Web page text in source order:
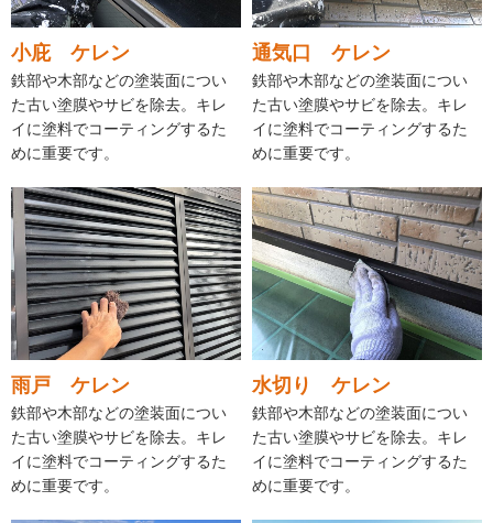
小庇 ケレン
鉄部や木部などの塗装面につい
た古い塗膜やサビを除去。キレ
イに塗料でコーティングするた
めに重要です。
通気口 ケレン
鉄部や木部などの塗装面につい
た古い塗膜やサビを除去。キレ
イに塗料でコーティングするた
めに重要です。
雨戸 ケレン
鉄部や木部などの塗装面につい
た古い塗膜やサビを除去。キレ
イに塗料でコーティングするた
めに重要です。
水切り ケレン
鉄部や木部などの塗装面につい
た古い塗膜やサビを除去。キレ
イに塗料でコーティングするた
めに重要です。